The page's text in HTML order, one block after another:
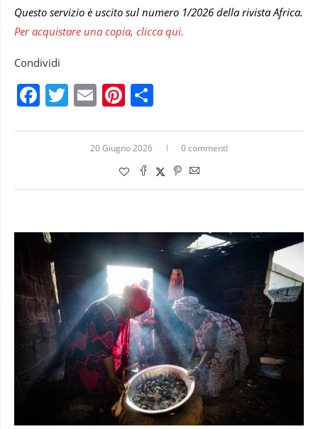
Questo servizio è uscito sul numero 1/2026 della rivista Africa.
Per acquistare una copia, clicca qui.
Condividi
Facebook
Twitter
EmailPinterest
20 Giugno 2026 0 commentI